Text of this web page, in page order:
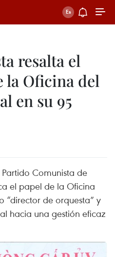
resalta el
la Oficina del
en su 95
Comunista de
el papel de la Oficina
“director de orquesta” y
hacia una gestión eficaz